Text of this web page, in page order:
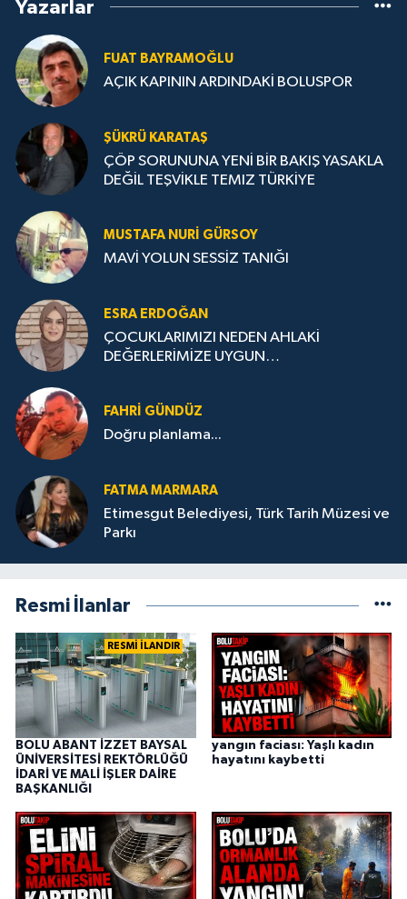
Yazarlar
FUAT BAYRAMOĞLU
AÇIK KAPININ ARDINDAKİ BOLUSPOR
ŞÜKRÜ KARATAŞ
ÇÖP SORUNUNA YENİ BİR BAKIŞ YASAKLA
DEĞİL TEŞVİKLE TEMIZ TÜRKİYE
MUSTAFA NURI GÜRSOY
MAVİ YOLUN SESSİZ TANIĞI
ESRA ERDOĞAN
ÇOCUKLARIMIZI NEDEN AHLAKİ
DEĞERLERİMİZE UYGUN
FAHRI GÜNDÜZ
Doğru planlama...
FATMA MARMARA
Etimesgut Belediyesi, Türk Tarih Müzesi ve
Parkı
Resmi İlanlar
RESMİ İLANDIR
BOLU ABANT İZZET BAYSAL
ÜNİVERSİTESİ REKTÖRLÜĞÜ
İDARİ VE MALİ İŞLER DAİRE
BAŞKANLIĞI
yangın faciası: Yaşlı kadın
hayatını kaybetti